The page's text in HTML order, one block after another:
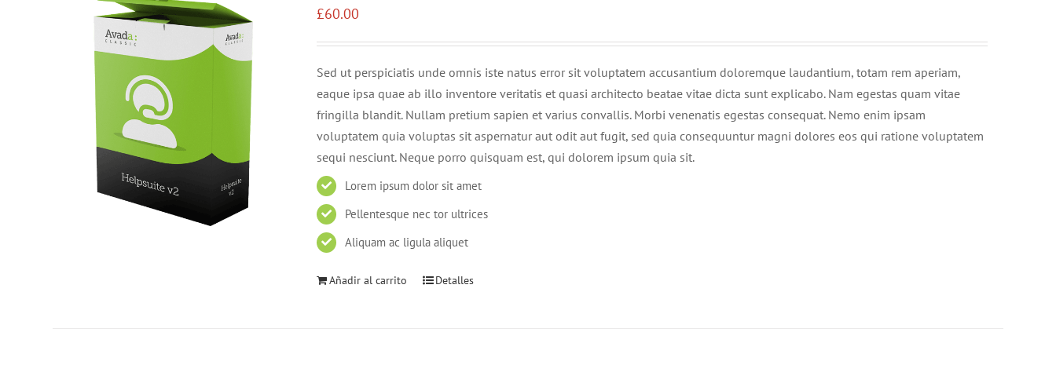
£60.00
Sed ut perspiciatis unde omnis iste natus error sit voluptatem accusantium doloremque laudantium, totam rem aperiam,
eaque ipsa quae ab illo inventore veritatis et quasi architecto beatae vitae dicta sunt explicabo. Nam egestas quam vitae
fringilla blandit. Nullam pretium sapien et varius convallis. Morbi venenatis egestas consequat. Nemo enim ipsam
voluptatem quia voluptas sit aspernatur aut odit aut fugit, sed quia consequuntur magni dolores eos qui ratione voluptatem
sequi nesciunt. Neque porro quisquam est, qui dolorem ipsum quia sit.
Lorem ipsum dolor sit amet
Pellentesque nec tor ultrices
Aliquam ac ligula aliquet
Añadir al carrito Detalles